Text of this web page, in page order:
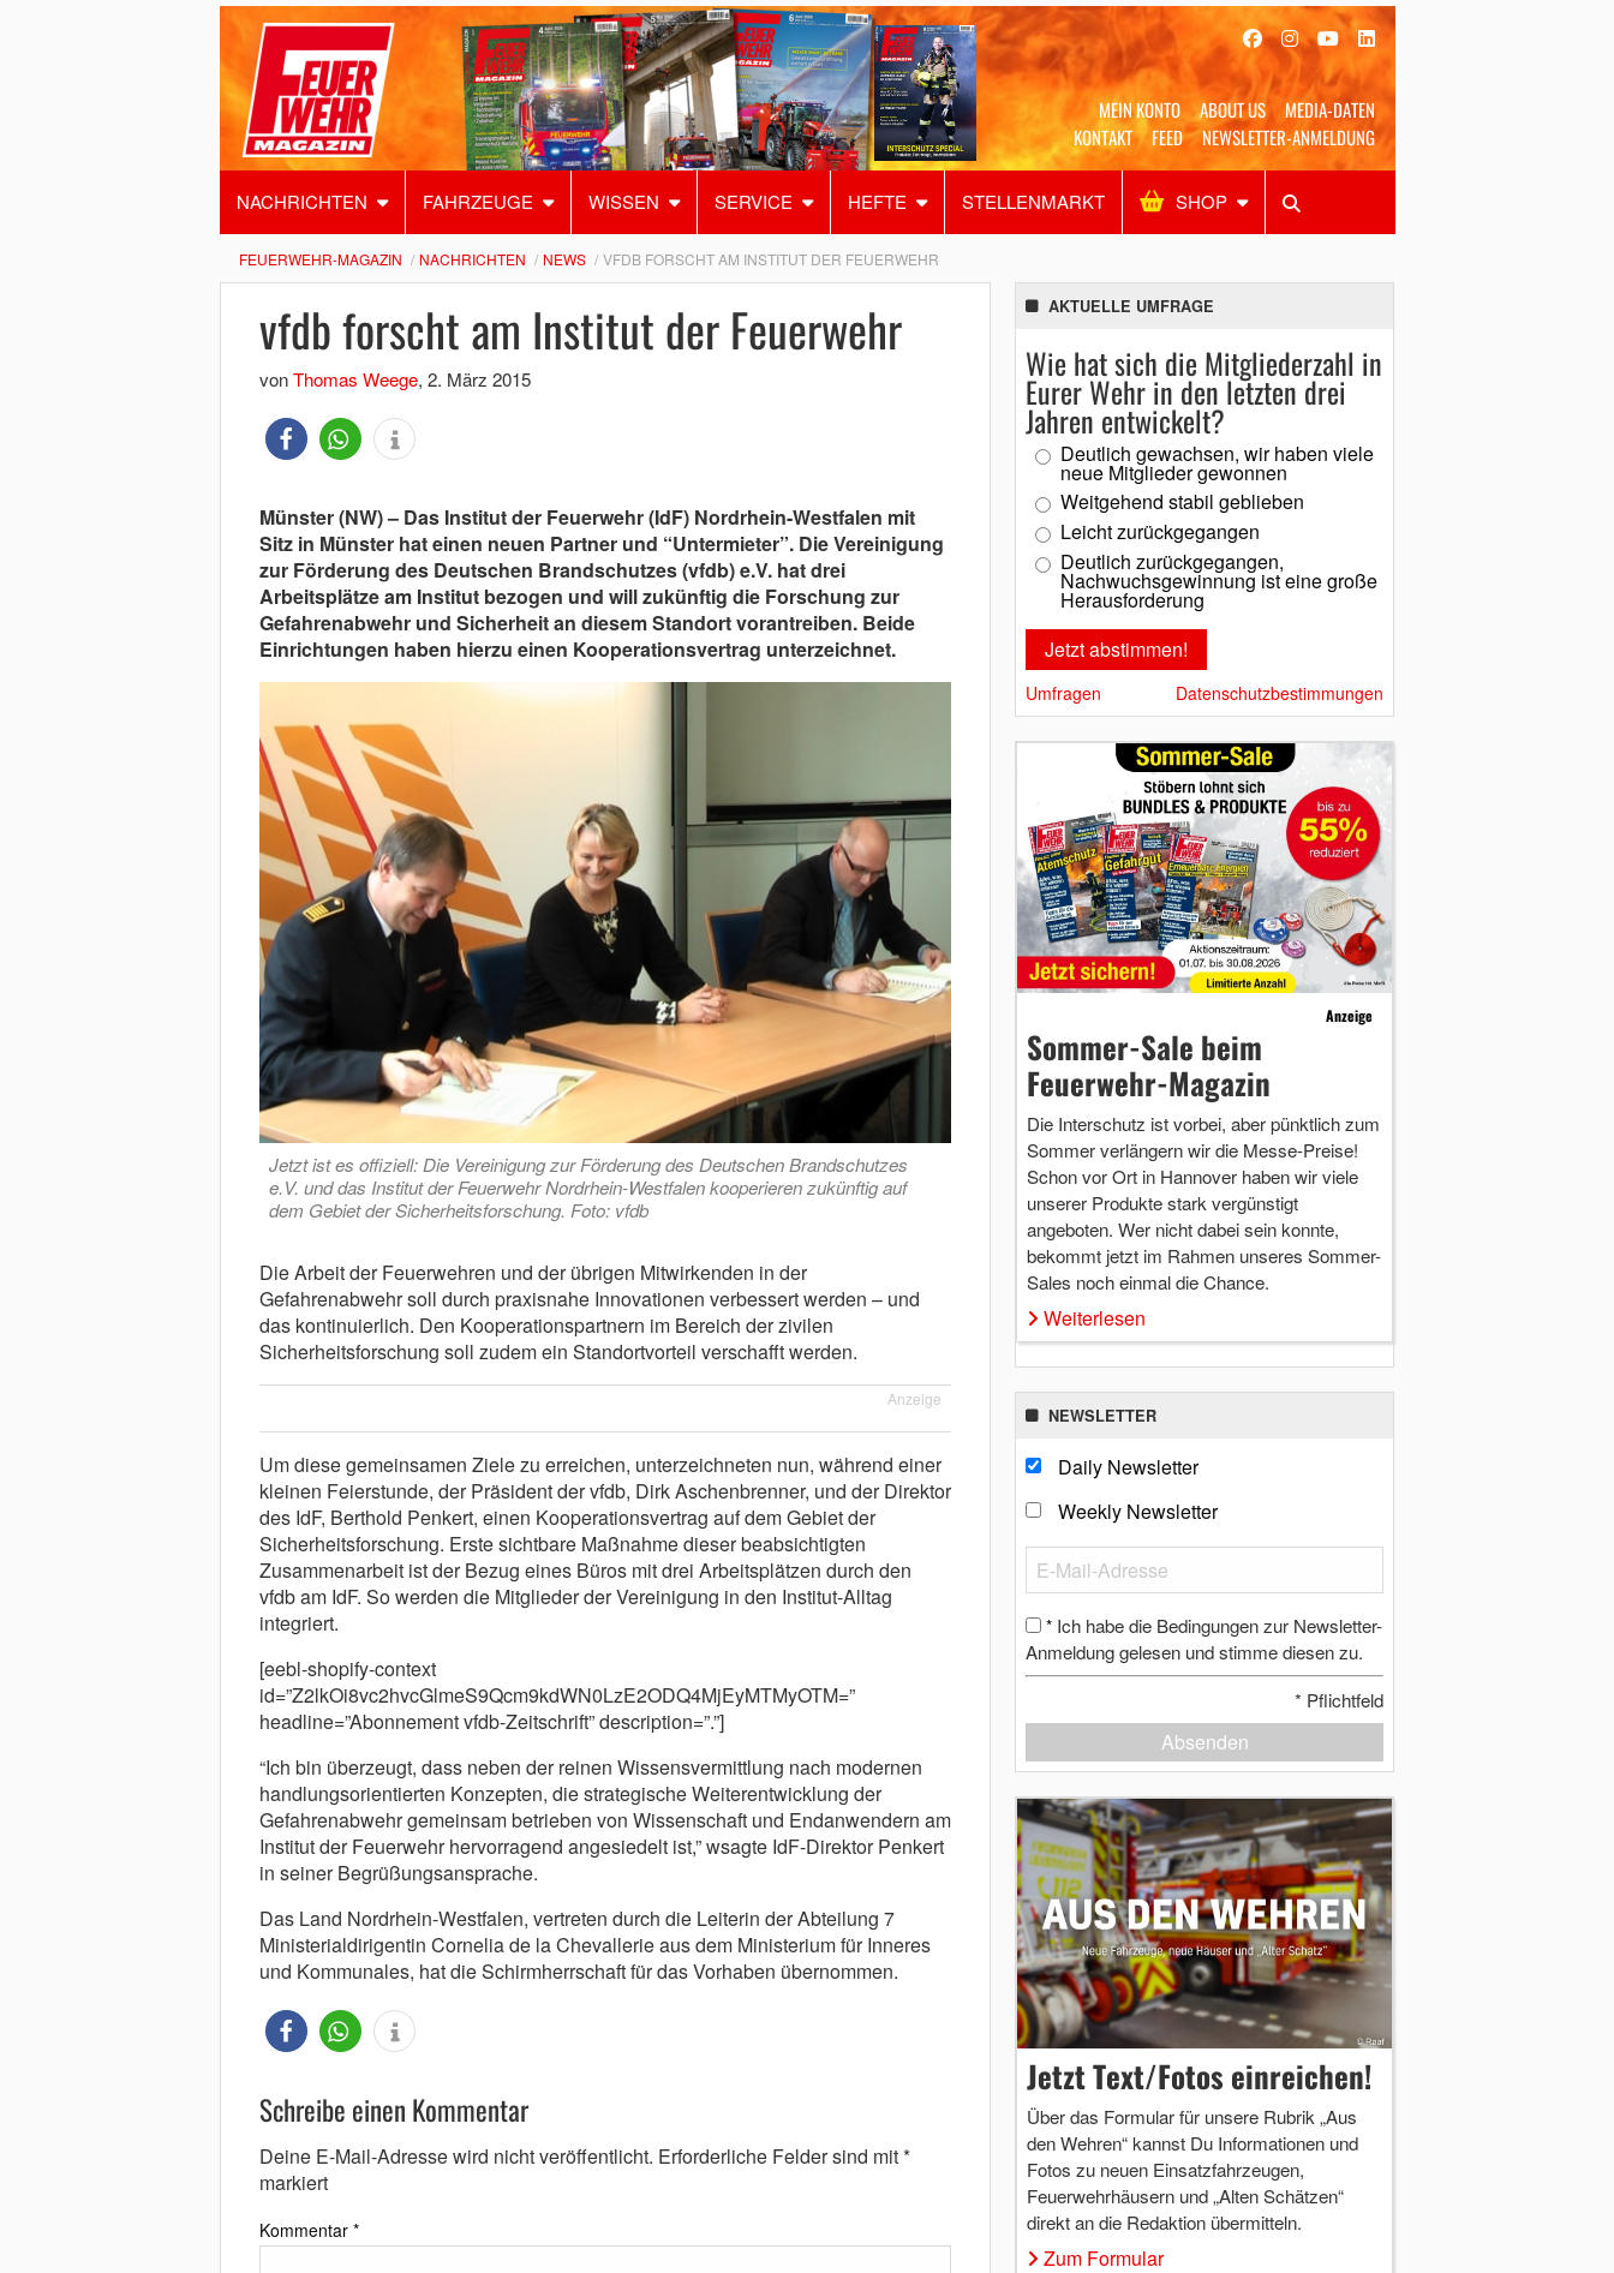
MEIN KONTO ABOUT US
MEDIA-DATEN
KONTAKT
FEED NEWSLETTER-ANMELDUNG
NACHRICHTEN FAHRZEUGE WISSEN SERVICE HEFTE STELLENMARKT SHOP
Alles Shop SUCHEN
FEUERWEHR-MAGAZIN NACHRICHTEN NEWS VFDB FORSCHT AM INSTITUT DER FEUERWEHR
vfdb forscht am Institut der Feuerwehr
vonThomas Weege, 2. März 2015
Münster (NW) – Das Institut der Feuerwehr (IdF) Nordrhein-Westfalen mit
Sitz in Münster hat einen neuen Partner und “Untermieter”. Die Vereinigung
zur Förderung des Deutschen Brandschutzes (vfdb) e.V. hat drei
Arbeitsplätze am Institut bezogen und will zukünftig die Forschung zur
Gefahrenabwehr und Sicherheit an diesem Standort vorantreiben. Beide
Einrichtungen haben hierzu einen Kooperationsvertrag unterzeichnet.
Jetzt ist es offiziell: Die Vereinigung zur Förderung des Deutschen Brandschutzes
e.V. und das Institut der Feuerwehr Nordrhein-Westfalen kooperieren zukünftig auf
dem Gebiet der Sicherheitsforschung. Foto: vfdb
Die Arbeit der Feuerwehren und der übrigen Mitwirkenden in der
Gefahrenabwehr soll durch praxisnahe Innovationen verbessert werden – und
das kontinuierlich. Den Kooperationspartnern im Bereich der zivilen
Sicherheitsforschung soll zudem ein Standortvorteil verschafft werden.
Anzeige
Um diese gemeinsamen Ziele zu erreichen, unterzeichneten nun, während einer
kleinen Feierstunde, der Präsident der vfdb, Dirk Aschenbrenner, und der Direktor
des IdF, Berthold Penkert, einen Kooperationsvertrag auf dem Gebiet der
Sicherheitsforschung. Erste sichtbare Maßnahme dieser beabsichtigten
Zusammenarbeit ist der Bezug eines Büros mit drei Arbeitsplätzen durch den
vfdb am IdF. So werden die Mitglieder der Vereinigung in den Institut-Alltag
integriert.
[eebl-shopify-context
id=”Z2lkOi8vc2hvcGlmeS9Qcm9kdWN0LzE2ODQ4MjEyMTMyOTM=”
headline=”Abonnement vfdb-Zeitschrift” description=”.”]
“Ich bin überzeugt, dass neben der reinen Wissensvermittlung nach modernen
handlungsorientierten Konzepten, die strategische Weiterentwicklung der
Gefahrenabwehr gemeinsam betrieben von Wissenschaft und Endanwendern am
Institut der Feuerwehr hervorragend angesiedelt ist,” wsagte IdF-Direktor Penkert
in seiner Begrüßungsansprache.
Das Land Nordrhein-Westfalen, vertreten durch die Leiterin der Abteilung 7
Ministerialdirigentin Cornelia de la Chevallerie aus dem Ministerium für Inneres
und Kommunales, hat die Schirmherrschaft für das Vorhaben übernommen.
Schreibe einen Kommentar
Deine E-Mail-Adresse wird nicht veröffentlicht. Erforderliche Felder sind mit*
markiert
Kommentar *
AKTUELLE UMFRAGE
Wie hat sich die Mitgliederzahl in
Eurer Wehr in den letzten drei
Jahren entwickelt?
Deutlich gewachsen, wir haben viele
neue Mitglieder gewonnen
Weitgehend stabil geblieben
Leicht zurückgegangen
Deutlich zurückgegangen,
Nachwuchsgewinnung ist eine große
Herausforderung
Umfragen Datenschutzbestimmungen
Anzeige
Sommer-Sale beim
Feuerwehr-Magazin
Die Interschutz ist vorbei, aber pünktlich zum
Sommer verlängern wir die Messe-Preise!
Schon vor Ort in Hannover haben wir viele
unserer Produkte stark vergünstigt
angeboten. Wer nicht dabei sein konnte,
bekommt jetzt im Rahmen unseres Sommer-
Sales noch einmal die Chance.
Weiterlesen
NEWSLETTER
Daily Newsletter
Weekly Newsletter
* Ich habe die Bedingungen zur Newsletter-
Anmeldung gelesen und stimme diesen zu.
* Pflichtfeld
Absenden
Jetzt Text/Fotos einreichen!
Über das Formular für unsere Rubrik „Aus
den Wehren“ kannst Du Informationen und
Fotos zu neuen Einsatzfahrzeugen,
Feuerwehrhäusern und „Alten Schätzen“
direkt an die Redaktion übermitteln.
Zum Formular